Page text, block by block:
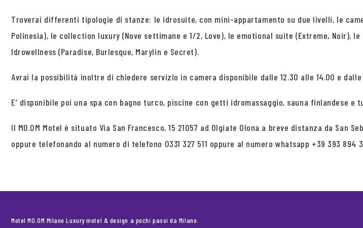
Troverai differenti tipologie di stanze: le idrosuite, con mini-appartamento su due livelli, le
Polinesia), le collection luxury (Nove settimane e 1/2, Love), le emotional suite (Extreme, Noir),
Idrowellness (Paradise, Burlesque, Marylin e Secret).
Avrai la possibilità inoltre di chiedere servizio in camera disponibile dalle 12.30 alle 14.00 e dalle
E’ disponibile poi una spa con bagno turco, piscine con getti idromassaggio, sauna finlandese e
Il MO.OM Motel è situato Via San Francesco, 15 21057 ad Olgiate Olona a breve distanza da
oppure telefonando al numero di telefono 0331 327 511 oppure al numero whatsapp +39 393 894
Motel MO.OM Milano Luxury motel & design a pochi passi da Milano.